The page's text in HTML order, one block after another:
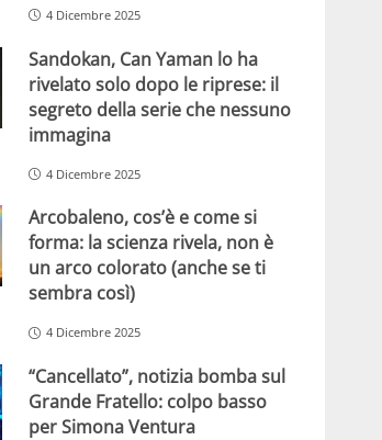
4 Dicembre 2025
Sandokan, Can Yaman lo ha
rivelato solo dopo le riprese: il
segreto della serie che nessuno
immagina
4 Dicembre 2025
Arcobaleno, cos’è e come si
forma: la scienza rivela, non è
un arco colorato (anche se ti
sembra così)
4 Dicembre 2025
“Cancellato”, notizia bomba sul
Grande Fratello: colpo basso
per Simona Ventura